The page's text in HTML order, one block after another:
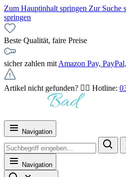
Zum Hauptinhalt springen Zur Suche
springen
Beste Qualität, faire Preise
sicher zahlen mit Amazon Pay,
Artikel nicht gefunden? 👉🏻 Hotline:
Navigation
Navigation